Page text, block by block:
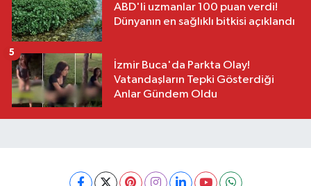
ABD'li uzmanlar 100 puan verdi!
Dünyanın en sağlıklı bitkisi açıklandı
İzmir Buca'da Parkta Olay!
Vatandaşların Tepki Gösterdiği
Anlar Gündem Oldu
5